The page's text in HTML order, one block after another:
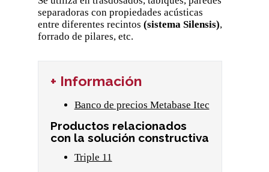
separadoras con propiedades acústicas
entre diferentes recintos (sistema Silensis),
forrado de pilares, etc.
+ Información
Banco de precios Metabase Itec
Productos relacionados
con la solución constructiva
Triple 11